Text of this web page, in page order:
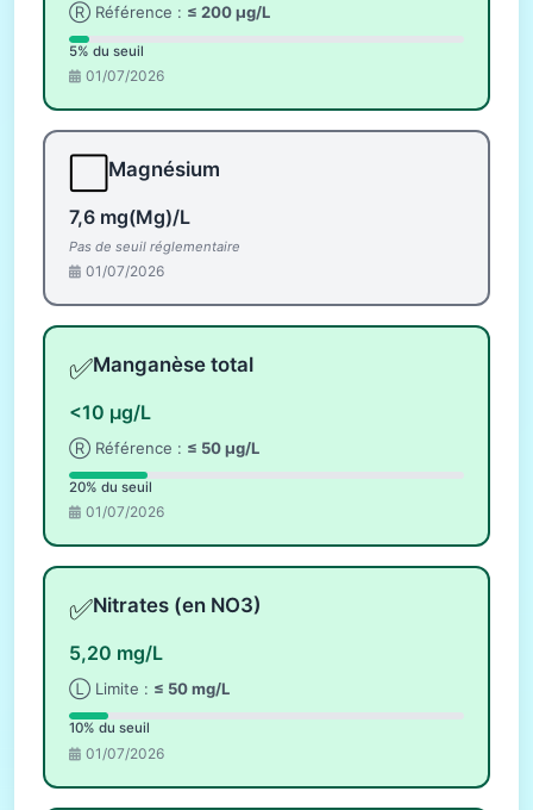
Ⓡ Référence : ≤ 200 µg/L
5% du seuil
01/07/2026
Magnésium
7,6 mg(Mg)/L
Pas de seuil réglementaire
01/07/2026
✅Manganèse total
<10 µg/L
Ⓡ Référence : ≤ 50 µg/L
20% du seuil
01/07/2026
✅Nitrates (en NO3)
5,20 mg/L
Ⓛ Limite : ≤ 50 mg/L
10% du seuil
01/07/2026